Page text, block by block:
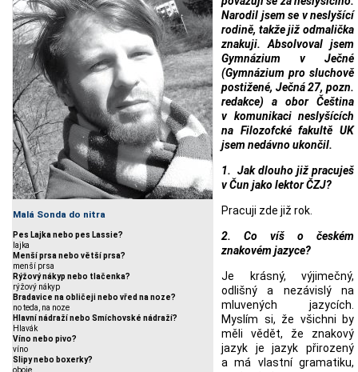
Malá Sonda do nitra
Pes Lajka nebo pes Lassie?
lajka
Menší prsa nebo větší prsa?
menší prsa
Rýžový nákyp nebo tlačenka?
rýžový nákyp
Bradavice na obličeji nebo vřed na noze?
no teda, na noze
Hlavní nádraží nebo Smíchovské nádraží?
Hlavák
Víno nebo pivo?
víno
Slipy nebo boxerky?
Narodil jsem se v neslyšící
rodině, takže již odmalička
znakuji. Absolvoval jsem
Gymnázium v Ječné
(Gymnázium pro sluchově
postižené, Ječná 27, pozn.
redakce) a obor Čeština
v komunikaci neslyšících
na Filozofcké fakultě UK
jsem nedávno ukončil.
1. Jak dlouho již pracuješ
v Čun jako lektor ČZJ?
Pracuji zde již rok.
2. Co víš o českém
znakovém jazyce?
Je krásný, výjimečný,
odlišný a nezávislý na
mluvených jazycích.
Myslím si, že všichni by
měli vědět, že znakový
jazyk je jazyk přirozený
a má vlastní gramatiku,